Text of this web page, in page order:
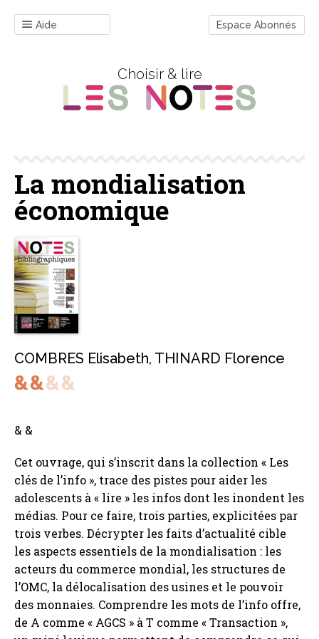
Aide Espace Abonnés
Choisir & lire
La mondialisation
économique
COMBRES Elisabeth, THINARD Florence
& &
Cet ouvrage, qui s’inscrit dans la collection « Les
clés de l’info », trace des pistes pour aider les
adolescents à « lire » les infos dont les inondent les
médias. Pour ce faire, trois parties, explicitées par
trois verbes. Décrypter les faits d’actualité cible
les aspects essentiels de la mondialisation : les
acteurs du commerce mondial, les structures de
l’OMC, la délocalisation des usines et le pouvoir
des monnaies. Comprendre les mots de l’info offre,
de A comme « AGCS » à T comme « Transaction »,